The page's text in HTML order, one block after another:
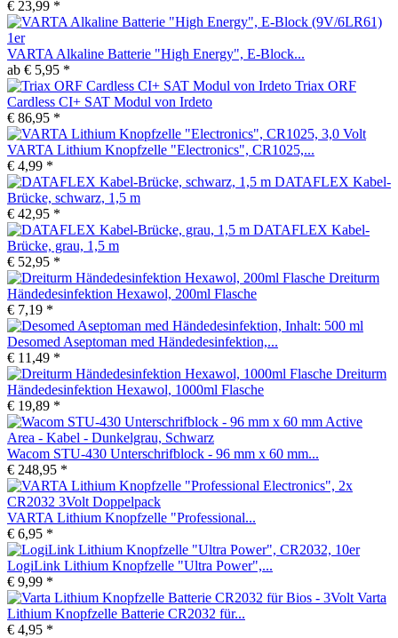
€ 23,99 *
VARTA Alkaline Batterie "High Energy", E-Block...
ab € 5,95 *
Triax ORF
Cardless CI+ SAT Modul von Irdeto
€ 86,95 *
VARTA Lithium Knopfzelle "Electronics", CR1025,...
€ 4,99 *
DATAFLEX Kabel-
Brücke, schwarz, 1,5 m
€ 42,95 *
DATAFLEX Kabel-
Brücke, grau, 1,5 m
€ 52,95 *
Dreiturm
Händedesinfektion Hexawol, 200ml Flasche
€ 7,19 *
Desomed Aseptoman med Händedesinfektion,...
€ 11,49 *
Dreiturm
Händedesinfektion Hexawol, 1000ml Flasche
€ 19,89 *
Wacom STU-430 Unterschrifblock - 96 mm x 60 mm...
€ 248,95 *
VARTA Lithium Knopfzelle "Professional...
€ 6,95 *
LogiLink Lithium Knopfzelle "Ultra Power",...
€ 9,99 *
Varta
Lithium Knopfzelle Batterie CR2032 für...
€ 4,95 *